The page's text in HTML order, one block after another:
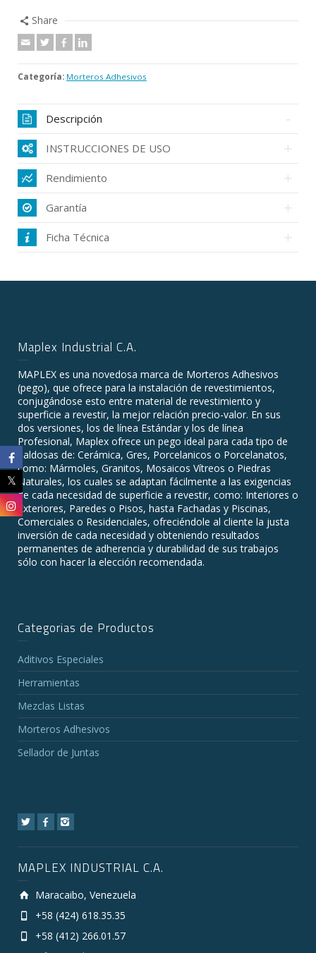
Share
Categoría: Morteros Adhesivos
Descripción
INSTRUCCIONES DE USO
Rendimiento
Garantía
Ficha Técnica
Maplex Industrial C.A.
MAPLEX es una novedosa marca de Morteros Adhesivos
(pego), que ofrece para la instalación de revestimientos,
conjugándose esto entre material de revestimiento y
superficie a revestir, la mejor relación precio-valor. En sus
dos versiones, los de línea Estándar y los de línea
Profesional, Maplex ofrece un pego ideal para cada tipo de
baldosas de: Cerámica, Gres, Porcelanicos o Porcelanatos,
como: Mármoles, Granitos, Mosaicos Vítreos o Piedras
Naturales, los cuales se adaptan fácilmente a las exigencias
de cada necesidad de superficie a revestir, como: Interiores o
Exteriores, Paredes o Pisos, hasta Fachadas y Piscinas,
Comerciales o Residenciales, ofreciéndole al cliente la justa
inversión de cada necesidad y obteniendo resultados
permanentes de adherencia y durabilidad de sus trabajos
sólo con hacer la elección recomendada.
Categorias de Productos
Aditivos Especiales
Herramientas
Mezclas Listas
Morteros Adhesivos
Sellador de Juntas
MAPLEX INDUSTRIAL C.A.
Maracaibo, Venezuela
+58 (424) 618.35.35
+58 (412) 266.01.57